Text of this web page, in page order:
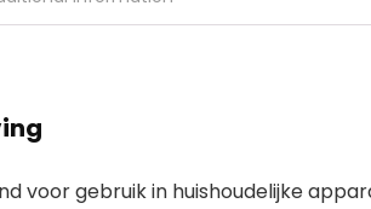
voor gebruik in huishoudelijke